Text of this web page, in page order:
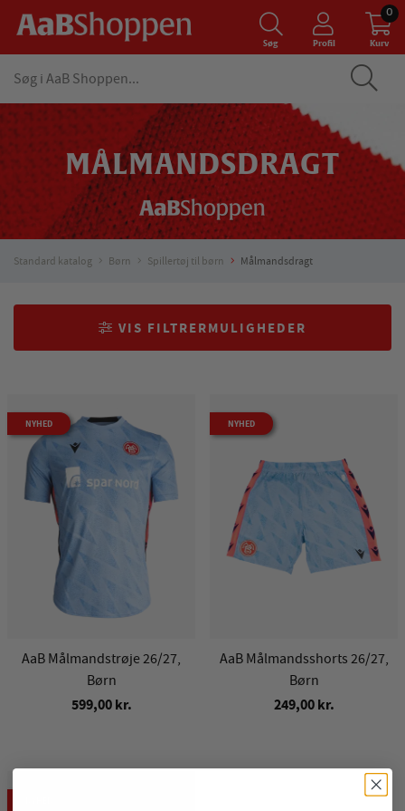
Søg Profil Kurv
0
MÅLMANDSDRAGT
Standard katalog Børn Spillertøj til børn Målmandsdragt
VIS FILTRERMULIGHEDER
NYHED
AaB Målmandstrøje 26/27,
Børn
599,00 kr.
NYHED
AaB Målmandsshorts 26/27,
Børn
249,00 kr.